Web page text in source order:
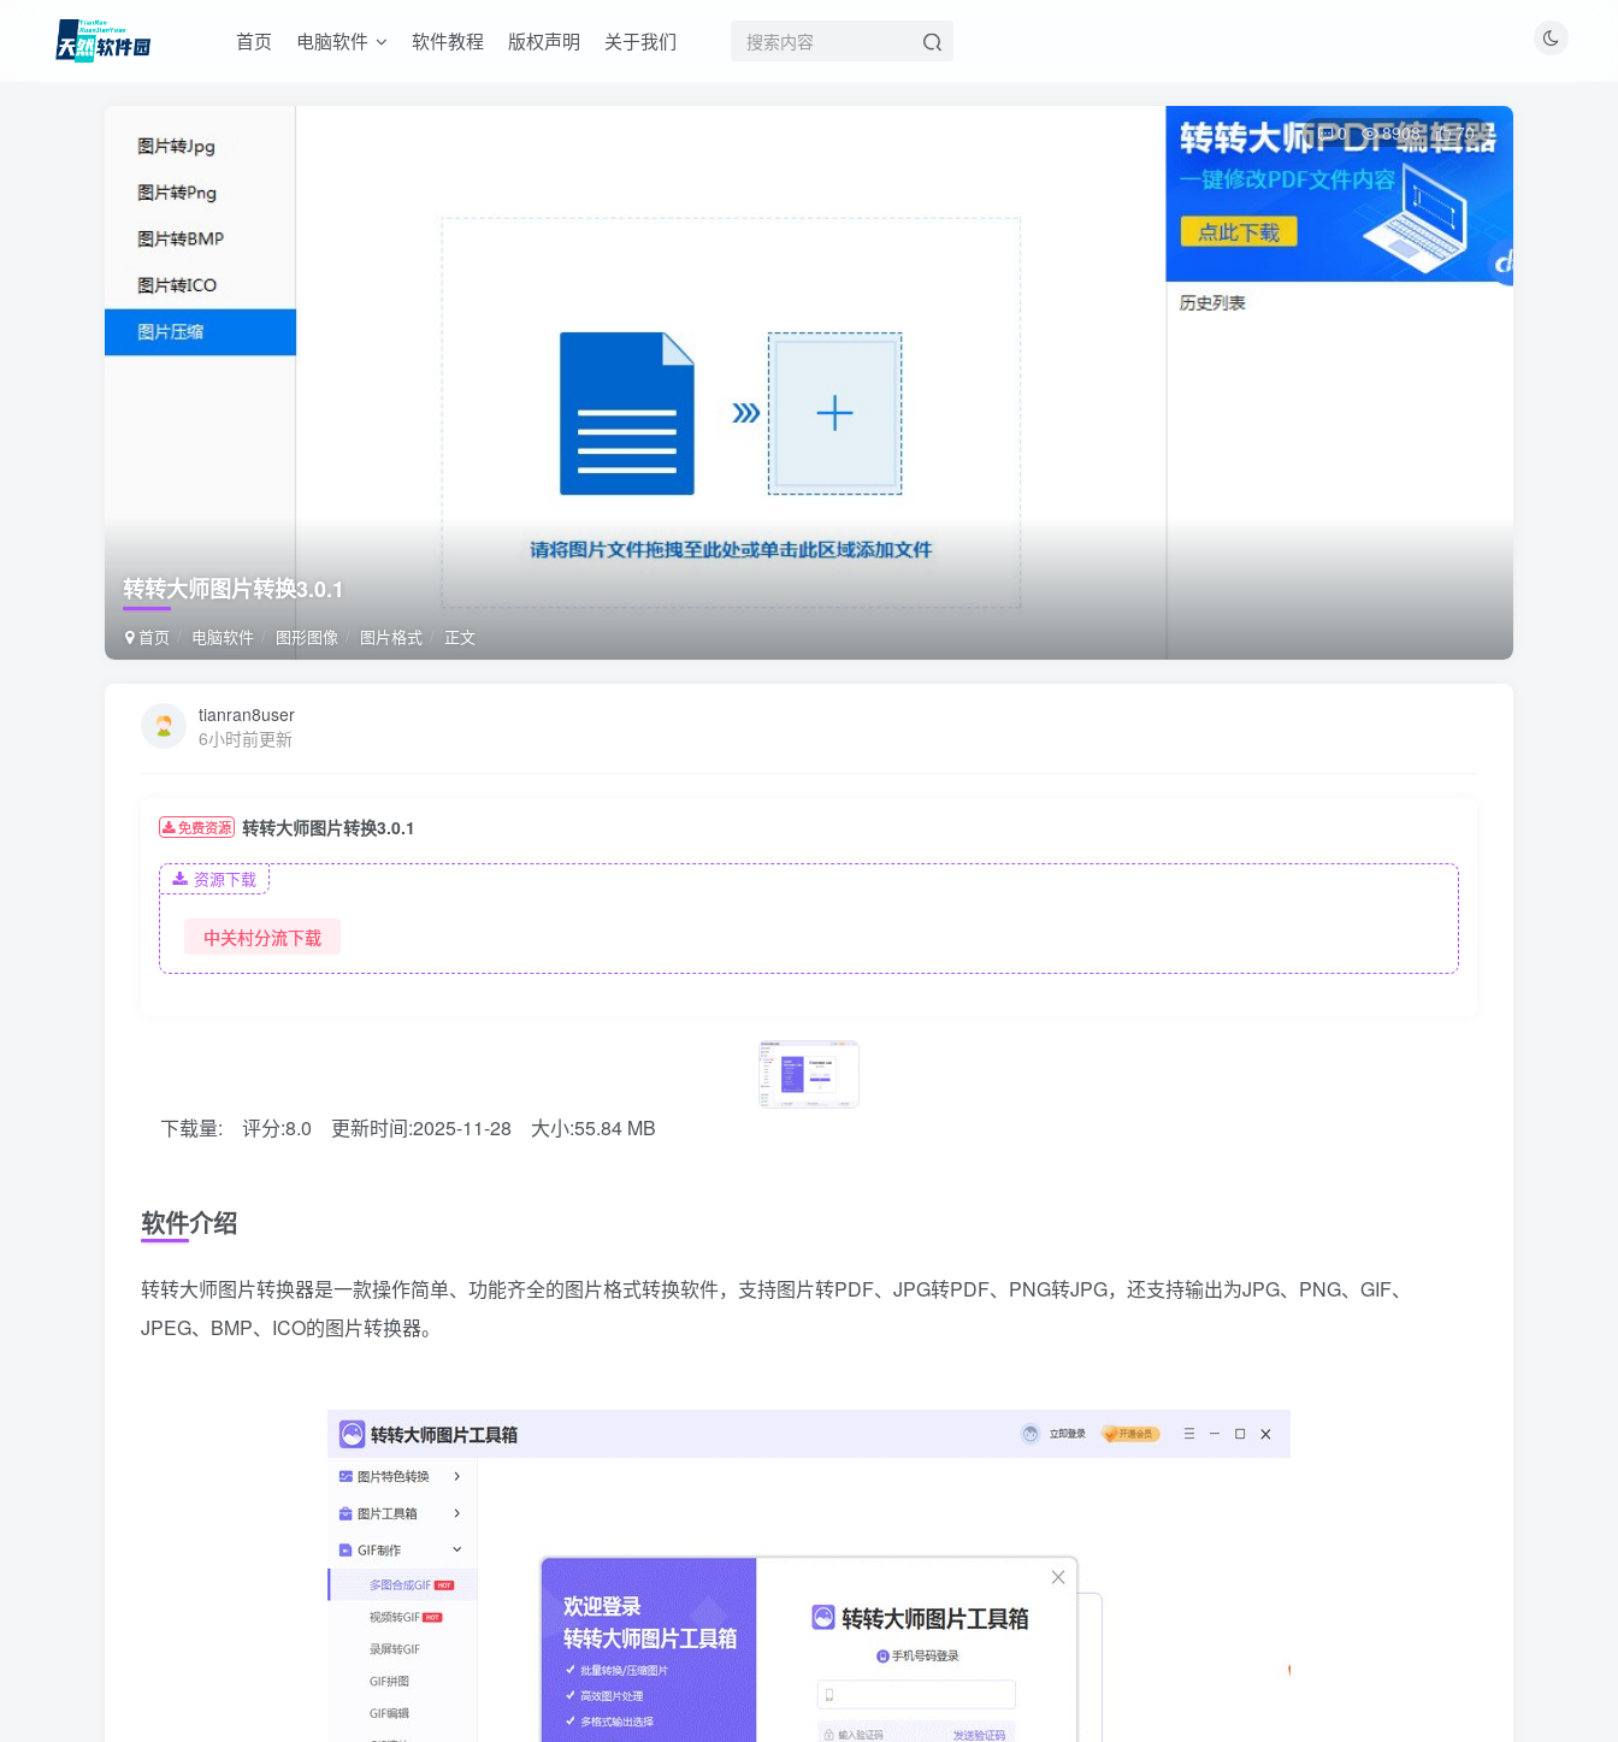
首页 电脑软件 软件教程 版权声明 关于我们
转转大师图片转换3.0.1
首页 电脑软件 图形图像 图片格式 正文
0 8908 70
tianran8user
6小时前更新
免费资源 转转大师图片转换3.0.1
资源下载
中关村分流下载
下载量: 评分:8.0 更新时间:2025-11-28 大小:55.84 MB
软件介绍
转转大师图片转换器是一款操作简单、功能齐全的图片格式转换软件，支持图片转PDF、JPG转PDF、PNG转JPG，还支持输出为JPG、PNG、GIF、
JPEG、BMP、ICO的图片转换器。